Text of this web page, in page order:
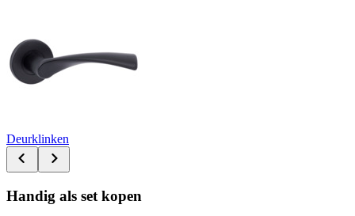
Deurklinken
Handig als set kopen